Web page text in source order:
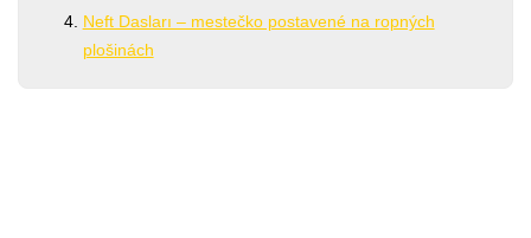
Neft Dasları – mestečko postavené na ropných
plošinách